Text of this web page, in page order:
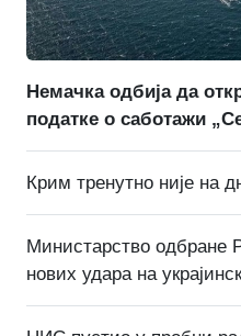
Немачка одбија да
податке о саботажи
Крим тренутно није на
Министарство одбране
нових удара на